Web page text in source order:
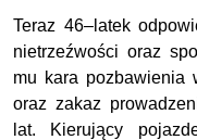
Teraz 46–latek
nietrzeźwości oraz
mu kara pozbawienia
oraz zakaz
lat. Kierujący